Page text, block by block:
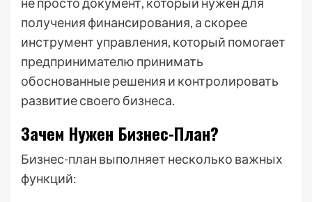
получения финансирования, а скорее
инструмент управления, который помогает
предпринимателю принимать
обоснованные решения и контролировать
развитие своего бизнеса.
Зачем Нужен Бизнес-План?
Бизнес-план выполняет несколько важных
функций: